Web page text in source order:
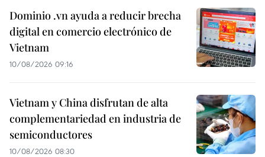
Dominio .vn ayuda a reducir brecha
digital en comercio electrónico de
Vietnam
10/08/2026 09:16
Vietnam y China disfrutan de alta
complementariedad en industria de
semiconductores
10/08/2026 08:30